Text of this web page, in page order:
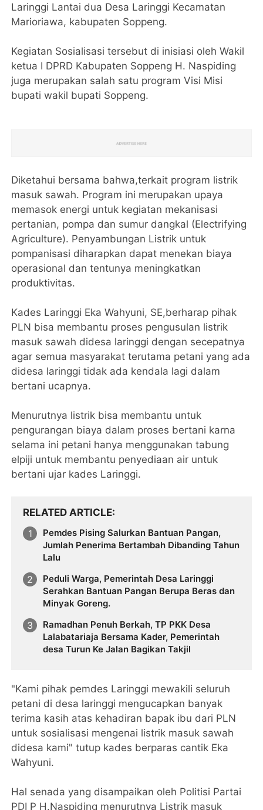
Laringgi Lantai dua Desa Laringgi Kecamatan
Marioriawa, kabupaten Soppeng.
Kegiatan Sosialisasi tersebut di inisiasi oleh Wakil
ketua I DPRD Kabupaten Soppeng H. Naspiding
juga merupakan salah satu program Visi Misi
bupati wakil bupati Soppeng.
Diketahui bersama bahwa,terkait program listrik
masuk sawah. Program ini merupakan upaya
memasok energi untuk kegiatan mekanisasi
pertanian, pompa dan sumur dangkal (Electrifying
Agriculture). Penyambungan Listrik untuk
pompanisasi diharapkan dapat menekan biaya
operasional dan tentunya meningkatkan
produktivitas.
Kades Laringgi Eka Wahyuni, SE,berharap pihak
PLN bisa membantu proses pengusulan listrik
masuk sawah didesa laringgi dengan secepatnya
agar semua masyarakat terutama petani yang ada
didesa laringgi tidak ada kendala lagi dalam
bertani ucapnya.
Menurutnya listrik bisa membantu untuk
pengurangan biaya dalam proses bertani karna
selama ini petani hanya menggunakan tabung
elpiji untuk membantu penyediaan air untuk
bertani ujar kades Laringgi.
RELATED ARTICLE
Pemdes Pising Salurkan Bantuan Pangan,
Jumlah Penerima Bertambah Dibanding Tahun
Lalu
Peduli Warga, Pemerintah Desa Laringgi
Serahkan Bantuan Pangan Berupa Beras dan
Minyak Goreng.
Ramadhan Penuh Berkah, TP PKK Desa
Lalabatariaja Bersama Kader, Pemerintah
desa Turun Ke Jalan Bagikan Takjil
"Kami pihak pemdes Laringgi mewakili seluruh
petani di desa laringgi mengucapkan banyak
terima kasih atas kehadiran bapak ibu dari PLN
untuk sosialisasi mengenai listrik masuk sawah
didesa kami" tutup kades berparas cantik Eka
Wahyuni.
Hal senada yang disampaikan oleh Politisi Partai
PDI P H.Naspiding menurutnya Listrik masuk